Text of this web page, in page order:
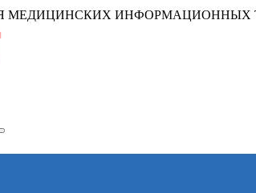
МЕДИЦИНСКИХ ИНФОРМАЦИОННЫХ